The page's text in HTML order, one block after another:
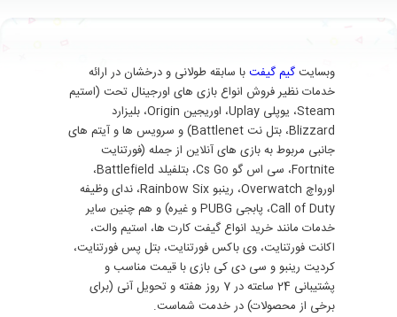
وبسایت گیم گیفتبا سابقه طولانی و درخشان در ارائه
خدمات نظیر فروش انواع بازی های اورجینال تحت (استیم
Steam، یوپلی Uplay، اوریجین Origin، بلیزارد
Blizzard، بتل نت Battlenet) و سرویس ها و آیتم های
جانبی مربوط به بازی های آنلاین از جمله (فورتنایت
Fortnite، سی اس گو Cs Go، بتلفیلد Battlefield،
اورواچ Overwatch، رینبو Rainbow Six، ندای وظیفه
Call of Duty، پابجی PUBG و غیره) و هم چنین سایر
خدمات مانند خرید انواع گیفت کارت ها، استیم والت،
اکانت فورتنایت، وی باکس فورتنایت، بتل پس فورتنایت،
کردیت رینبو و سی دی کی بازی با قیمت مناسب و
پشتیبانی 24 ساعته در 7 روز هفته و تحویل آنی (برای
برخی از محصولات) در خدمت شماست.